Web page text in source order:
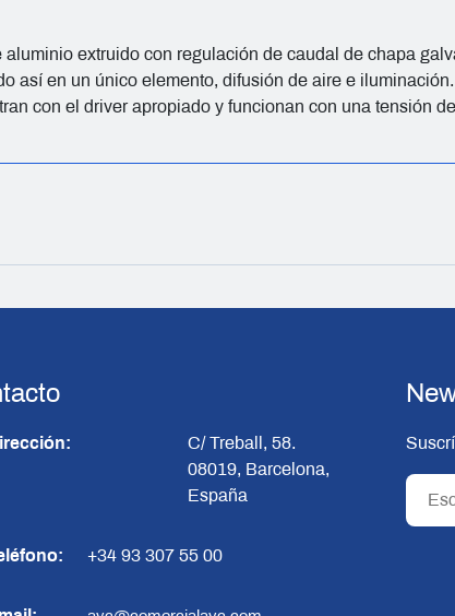
extruido con regulación de caudal de chapa
así en un único elemento, difusión de aire e iluminación.
con el driver apropiado y funcionan con una tensión
C/ Treball, 58.
08019, Barcelona,
España
+34 93 307 55 00